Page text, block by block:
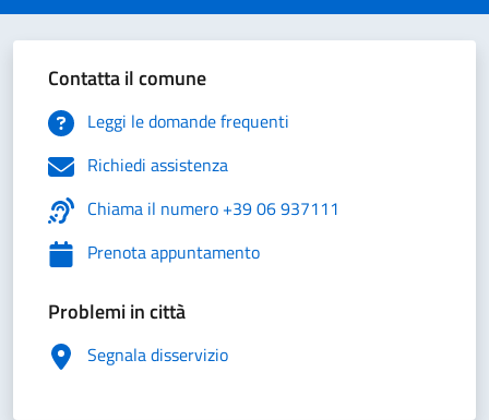
Contatta il comune
Leggi le domande frequenti
Richiedi assistenza
Chiama il numero +39 06 937111
Prenota appuntamento
Problemi in città
Segnala disservizio